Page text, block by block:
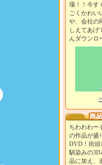
場！！今す
ごくかわい
や、会社の
しえてあげ
んダウンロ
ちわわわー
の作品が盛
DVD！街頭
馴染みの
品に加え、